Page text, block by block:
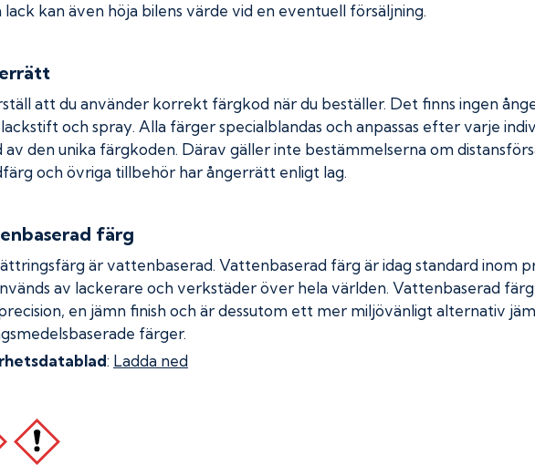
lack kan även höja bilens värde vid en eventuell försäljning.
att du använder korrekt färgkod när du beställer. Det finns ingen
och spray. Alla färger specialblandas och anpassas efter varje
av den unika färgkoden. Därav gäller inte bestämmelserna om
och övriga tillbehör har ångerrätt enligt lag.
färg
är vattenbaserad. Vattenbaserad färg är idag standard inom
av lackerare och verkstäder över hela världen. Vattenbaserad
en jämn finish och är dessutom ett mer miljövänligt alternativ
färger.
: Ladda ned